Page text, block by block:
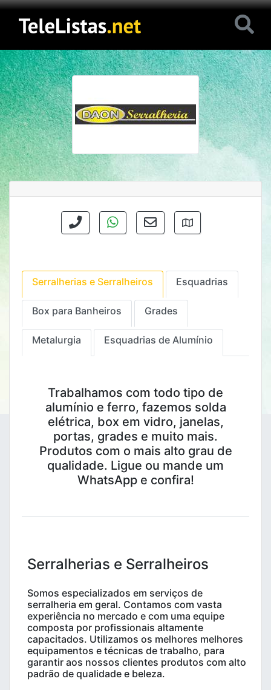
Serralherias e Serralheiros Esquadrias
Box para Banheiros Grades
Metalurgia Esquadrias de Alumínio
Trabalhamos com todo tipo de
alumínio e ferro, fazemos solda
elétrica, box em vidro, janelas,
portas, grades e muito mais.
Produtos com o mais alto grau de
qualidade. Ligue ou mande um
WhatsApp e confira!
Serralherias e Serralheiros
Somos especializados em serviços de
serralheria em geral. Contamos com vasta
experiência no mercado e com uma equipe
composta por profissionais altamente
capacitados. Utilizamos os melhores melhores
equipamentos e técnicas de trabalho, para
garantir aos nossos clientes produtos com alto
padrão de qualidade e beleza.